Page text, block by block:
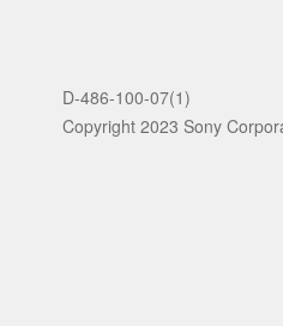
D-486-100-07(1)
Copyright 2023 Sony